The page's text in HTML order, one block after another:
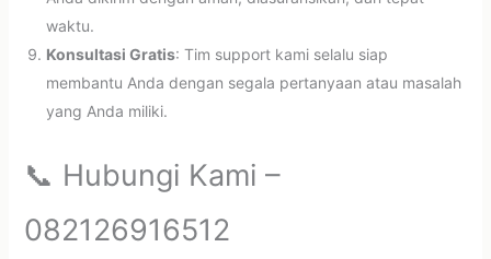
waktu.
Konsultasi Gratis: Tim support kami selalu siap
membantu Anda dengan segala pertanyaan atau masalah
yang Anda miliki.
📞 Hubungi Kami –
082126916512